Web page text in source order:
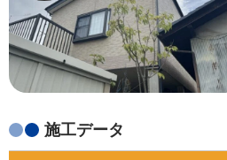
施工データ